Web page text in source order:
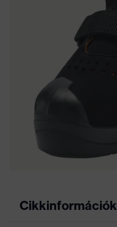
Cikkinformációk